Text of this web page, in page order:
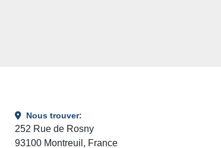
Nous trouver:
252 Rue de Rosny
93100 Montreuil, France